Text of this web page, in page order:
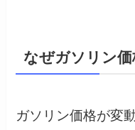
なぜガソリン
ガソリン価格が変